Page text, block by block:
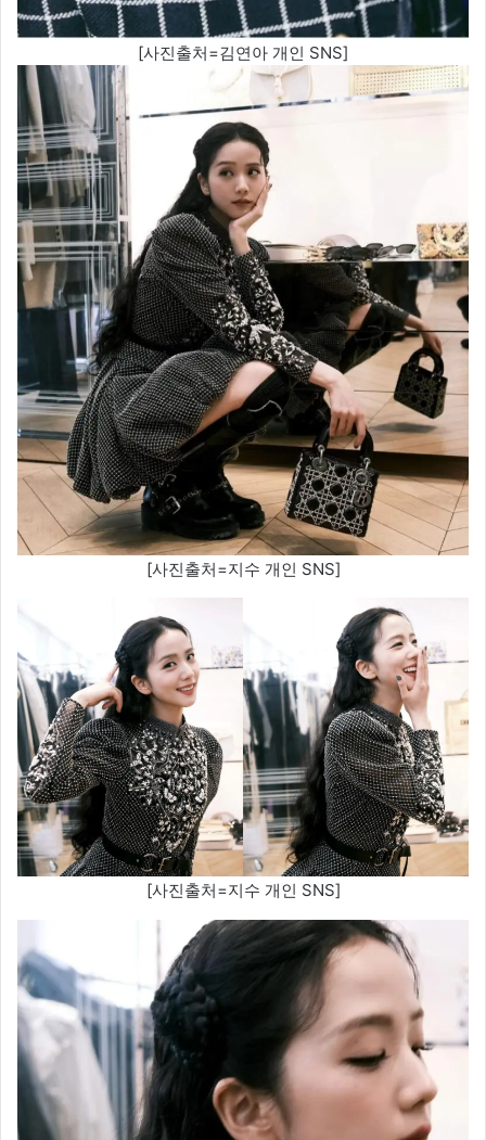
[사진출처=김연아 개인 SNS]
[사진출처=지수 개인 SNS]
[사진출처=지수 개인 SNS]